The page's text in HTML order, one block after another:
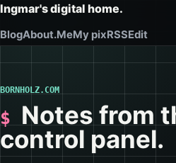
Ingmar's digital home.
BlogAbout.MeMy pixRSSEdit
BORNHOLZ.COM
Notes from
control panel.